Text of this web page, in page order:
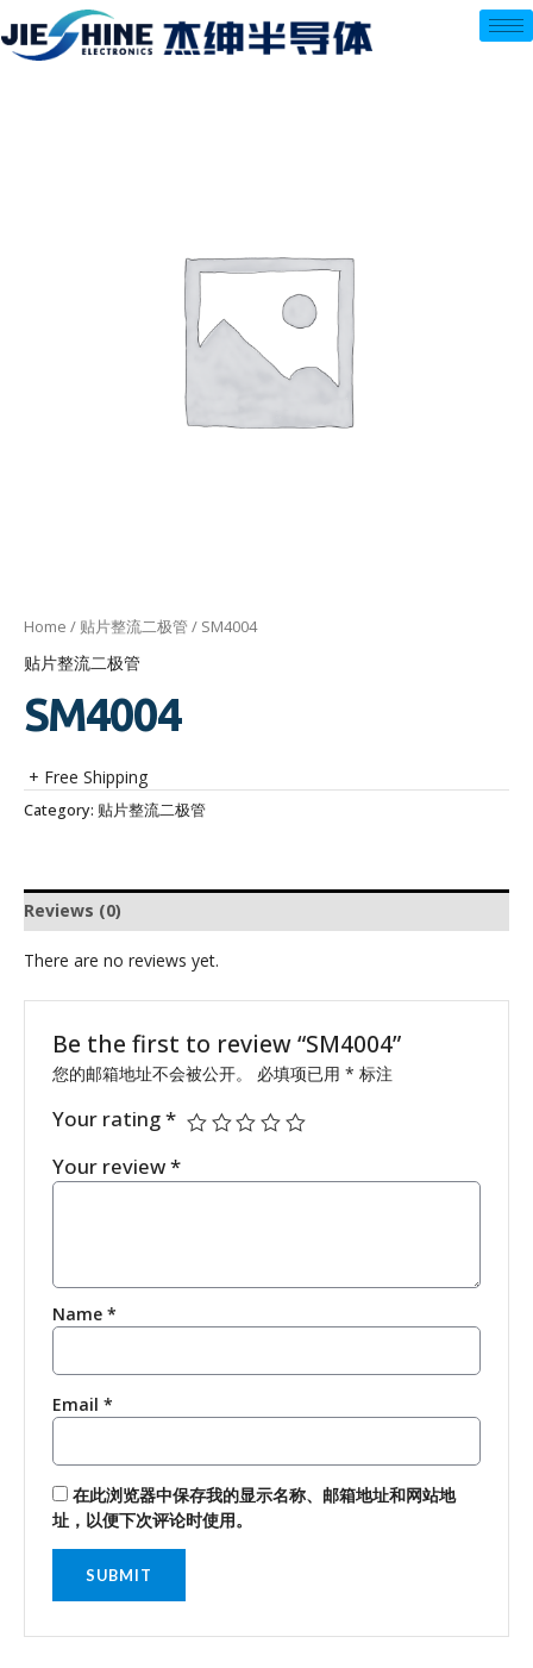
至
内
Home / 贴片整流二极管 / SM4004
贴片整流二极管
SM4004
+ Free Shipping
Category: 贴片整流二极管
Reviews (0)
There are no reviews yet.
Be the first to review “SM4004”
您的邮箱地址不会被公开。 必填项已用* 标注
Your rating*
Your review*
Name*
Email*
在此浏览器中保存我的显示名称、邮箱地址和网站地
址，以便下次评论时使用。